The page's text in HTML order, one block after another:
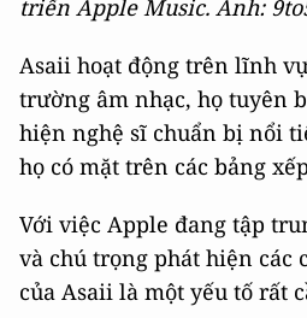
triển Apple Music. Ảnh:
Asaii hoạt động trên lĩnh
trường âm nhạc, họ tuyên
hiện nghệ sĩ chuẩn bị nổi
họ có mặt trên các bảng
Với việc Apple đang tập
và chú trọng phát hiện các
của Asaii là một yếu tố rất